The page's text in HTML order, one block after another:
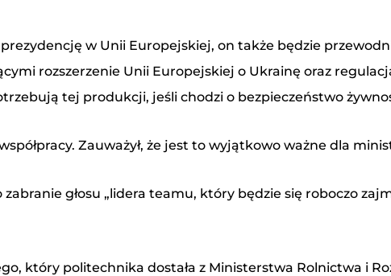
w Unii Europejskiej, on także będzie
rozszerzenie Unii Europejskiej o Ukrainę oraz
tej produkcji, jeśli chodzi o bezpieczeństwo
Zauważył, że jest to wyjątkowo ważne dla
głosu „lidera teamu, który będzie się roboczo
który politechnika dostała z Ministerstwa Rolnictwa i